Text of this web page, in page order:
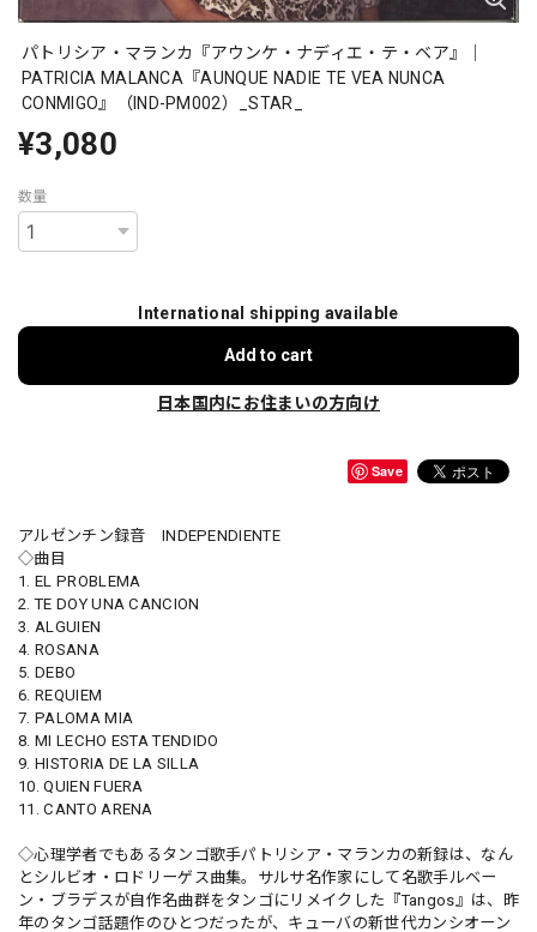
パトリシア・マランカ『アウンケ・ナディエ・テ・ベア』｜
PATRICIA MALANCA『AUNQUE NADIE TE VEA NUNCA
CONMIGO』（IND-PM002）_STAR_
¥3,080
数量
International shipping available
Add to cart
日本国内にお住まいの方向け
Save
アルゼンチン録音 INDEPENDIENTE
◇曲目
1. EL PROBLEMA
2. TE DOY UNA CANCION
3. ALGUIEN
4. ROSANA
5. DEBO
6. REQUIEM
7. PALOMA MIA
8. MI LECHO ESTA TENDIDO
9. HISTORIA DE LA SILLA
10. QUIEN FUERA
11. CANTO ARENA
◇心理学者でもあるタンゴ歌手パトリシア・マランカの新録は、なん
とシルビオ・ロドリーゲス曲集。サルサ名作家にして名歌手ルベー
ン・ブラデスが自作名曲群をタンゴにリメイクした『Tangos』は、昨
年のタンゴ話題作のひとつだったが、キューバの新世代カンシオーン